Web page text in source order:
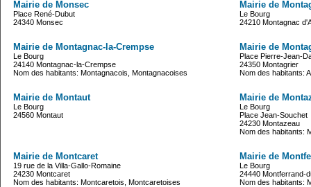
Mairie de Monsec
Place René-Dubut
24340 Monsec
Mairie de
Le Bourg
24210 Montagnac
Mairie de Montagnac-la-Crempse
Le Bourg
24140 Montagnac-la-Crempse
Nom des habitants: Montagnacois, Montagnacoises
Mairie de
Place Pierre-Jean-
24350 Montagrier
Nom des habitants:
Mairie de Montaut
Le Bourg
24560 Montaut
Mairie de
Le Bourg
Place Jean-Souchet
24230 Montazeau
Nom des habitants:
Mairie de Montcaret
19 rue de la Villa-Gallo-Romaine
24230 Montcaret
Nom des habitants: Montcaretois, Montcaretoises
Mairie de
Le Bourg
24440 Montferrand-
Nom des habitants: